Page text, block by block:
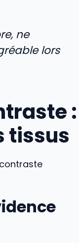
ne
lors
:
tissus